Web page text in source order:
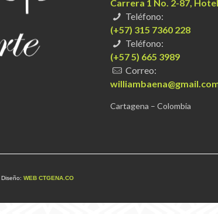
Carrera 1 No. 2-87,
Teléfono:
(+57) 315 7360 228
Teléfono:
(+57 5) 665 3989
Correo:
Cartagena – Colombia
Diseño:WEB CTGENA.CO